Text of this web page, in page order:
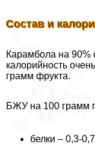
Состав и
Карамбола на 90%
калорийность
грамм фрукта.
БЖУ на 100 грамм
белки – 0,3-